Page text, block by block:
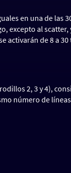
en una de las
excepto al
activarán de 8 a
2, 3 y 4),
número de